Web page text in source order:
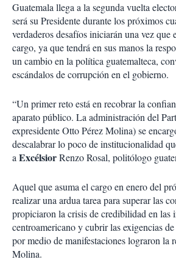
Guatemala llega a la segunda vuelta
será su Presidente durante los próximos
verdaderos desafíos iniciarán una vez que
cargo, ya que tendrá en sus manos la
un cambio en la política guatemalteca,
escándalos de corrupción en el gobierno.
“Un primer reto está en recobrar la
aparato público. La administración del
expresidente Otto Pérez Molina) se
descalabrar lo poco de institucionalidad
aExcélsiorRenzo Rosal, politólogo
Aquel que asuma el cargo en enero del
realizar una ardua tarea para superar las
propiciaron la crisis de credibilidad en las
centroamericano y cubrir las exigencias
por medio de manifestaciones lograron la
Molina.